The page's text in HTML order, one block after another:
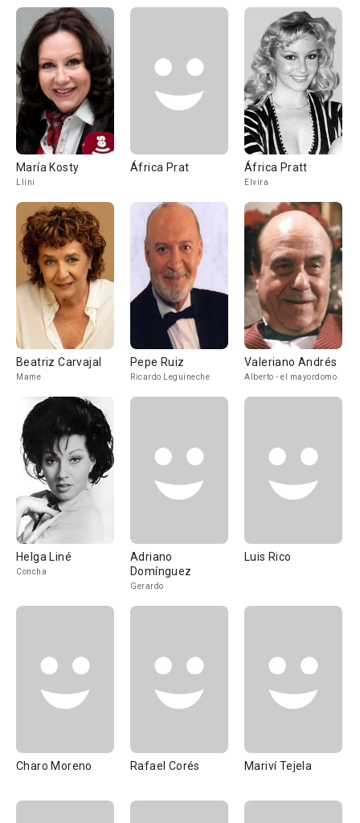
María Kosty
Llini
África Prat África Pratt
Elvira
Beatriz Carvajal
Mame
Pepe Ruiz
Ricardo Leguineche
Valeriano Andrés
Alberto - el mayordomo
Helga Liné
Concha
Adriano
Domínguez
Gerardo
Luis Rico
Charo Moreno Rafael Corés Mariví Tejela